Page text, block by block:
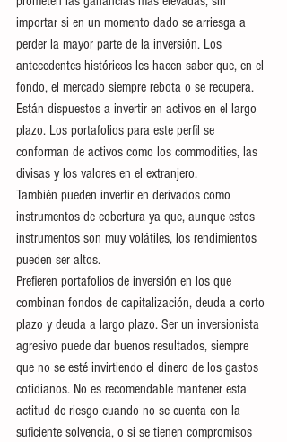
importar si en un momento dado se arriesga a
perder la mayor parte de la inversión. Los
antecedentes históricos les hacen saber que, en el
fondo, el mercado siempre rebota o se recupera.
Están dispuestos a invertir en activos en el largo
plazo. Los portafolios para este perfil se
conforman de activos como los commodities, las
divisas y los valores en el extranjero.
También pueden invertir en derivados como
instrumentos de cobertura ya que, aunque estos
instrumentos son muy volátiles, los rendimientos
pueden ser altos.
Prefieren portafolios de inversión en los que
combinan fondos de capitalización, deuda a corto
plazo y deuda a largo plazo. Ser un inversionista
agresivo puede dar buenos resultados, siempre
que no se esté invirtiendo el dinero de los gastos
cotidianos. No es recomendable mantener esta
actitud de riesgo cuando no se cuenta con la
suficiente solvencia, o si se tienen compromisos